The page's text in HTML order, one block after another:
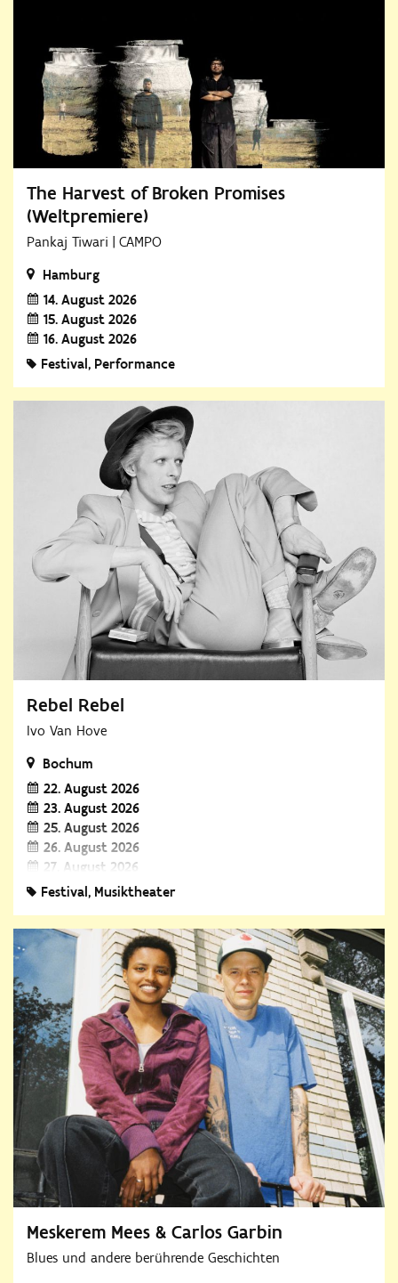
The Harvest of Broken Promises
(Weltpremiere)
Pankaj Tiwari | CAMPO
Hamburg
14. August 2026
15. August 2026
16. August 2026
Festival Performance
Rebel Rebel
Ivo Van Hove
Bochum
22. August 2026
23. August 2026
25. August 2026
26. August 2026
27. August 2026
30. August 2026
Festival Musiktheater
Meskerem Mees & Carlos Garbin
Blues und andere berührende Geschichten